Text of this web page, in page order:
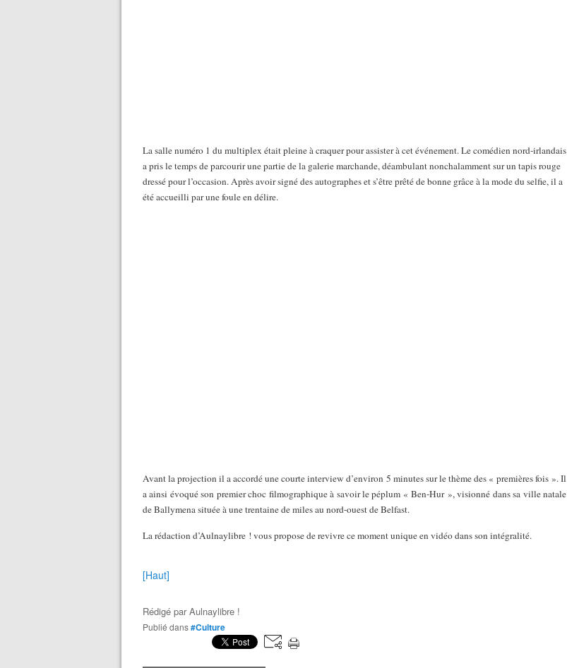
La salle numéro 1 du multiplex était pleine à craquer pour assister à cet événement. Le comédien nord-irlandais
a pris le temps de parcourir une partie de la galerie marchande, déambulant nonchalamment sur un tapis rouge
dressé pour l’occasion. Après avoir signé des autographes et s’être prêté de bonne grâce à la mode du selfie, il a
été accueilli par une foule en délire.
Avant la projection il a accordé une courte interview d’environ 5 minutes sur le thème des « premières fois ». Il
a ainsi évoqué son premier choc filmographique à savoir le péplum « Ben-Hur », visionné dans sa ville natale
de Ballymena située à une trentaine de miles au nord-ouest de Belfast.
La rédaction d’Aulnaylibre ! vous propose de revivre ce moment unique en vidéo dans son intégralité.
[Haut]
Rédigé parAulnaylibre !
Publié dans#Culture